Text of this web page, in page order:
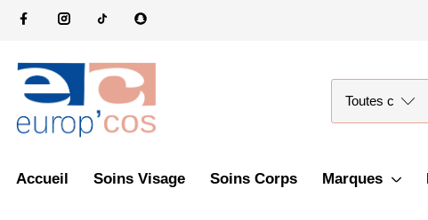
Accueil Soins Visage Soins Corps Marques